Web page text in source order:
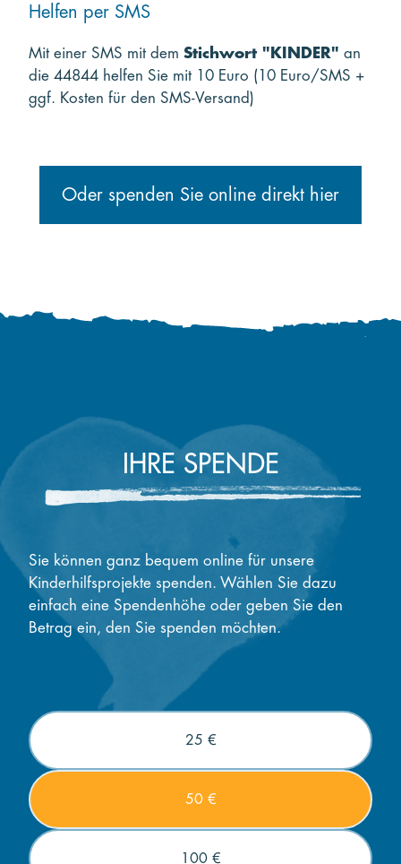
Helfen per SMS
Mit einer SMS mit dem Stichwort "KINDER" an
die 44844 helfen Sie mit 10 Euro (10 Euro/SMS +
ggf. Kosten für den SMS-Versand)
Oder spenden Sie online direkt hier
IHRE SPENDE
Sie können ganz bequem online für unsere
Kinderhilfsprojekte spenden. Wählen Sie dazu
einfach eine Spendenhöhe oder geben Sie den
Betrag ein, den Sie spenden möchten.
25 €
50 €
100 €